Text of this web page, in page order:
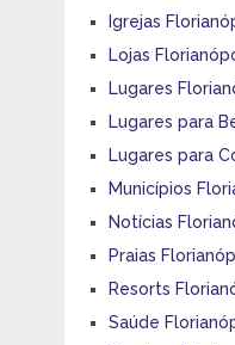
Igrejas
Lojas
Lugares
Lugares para
Lugares para
Municípios
Notícias
Praias
Resorts
Saúde